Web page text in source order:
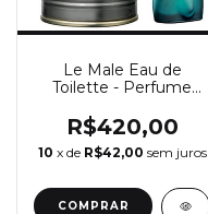
Le Male Eau de
Toilette - Perfume
Gaultier
R$420,00
10 x de R$42,00 sem juros
COMPRAR